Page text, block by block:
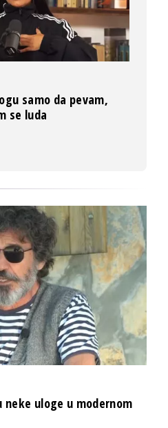
samo da pevam,
se luda
neke uloge u modernom